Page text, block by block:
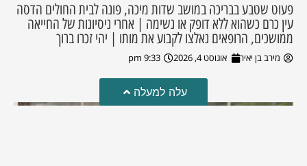
פעוט שטבע בבריכה במושב שדות מיכה, פונה לבית החולים הדסה
עין כרם כשהוא ללא דופק או נשימה | אחרי ניסיונות של החייאה
ממושכים, הרופאים נאלצו לקבוע את מותו | יהי זכרו ברוך
מירב בן יאיר אוגוסט 4, 2026 9:33 pm
עלה למעלה